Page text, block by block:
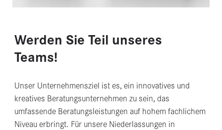
Werden Sie Teil unseres
Teams!
Unser Unternehmensziel ist es, ein innovatives und
kreatives Beratungsunternehmen zu sein, das
umfassende Beratungsleistungen auf hohem fachlichem
Niveau erbringt. Für unsere Niederlassungen in